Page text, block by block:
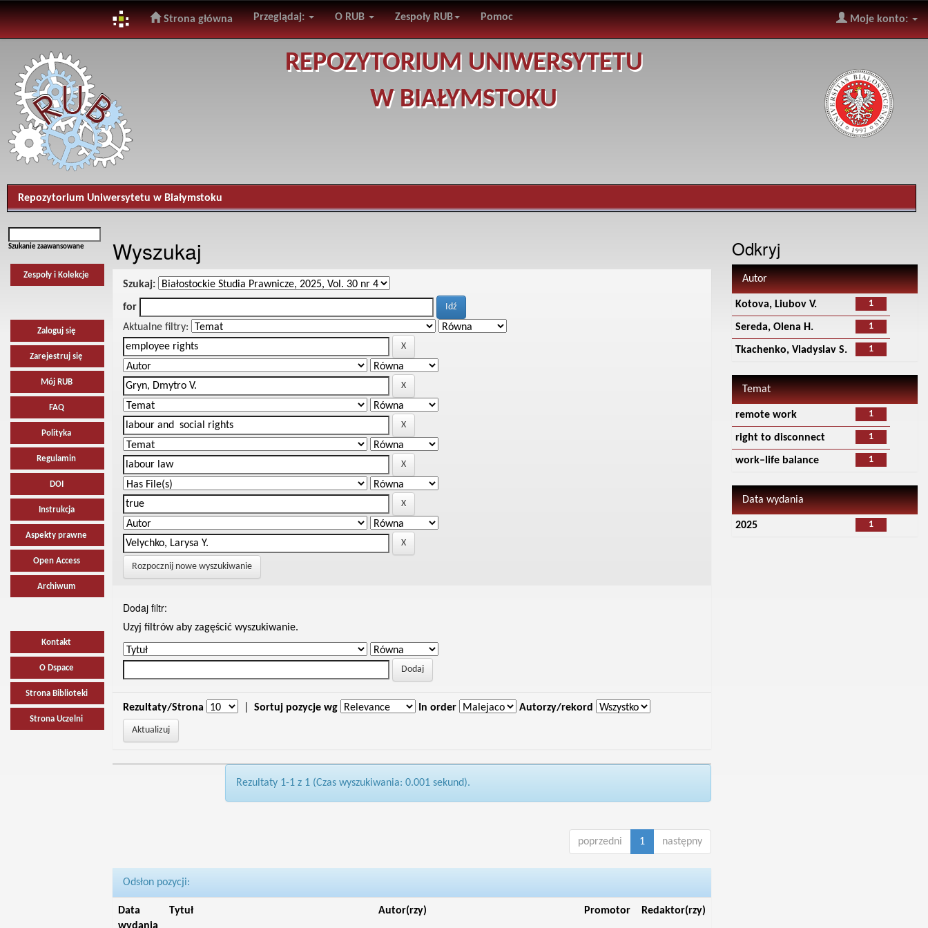
navigation
Strona główna Przeglądaj: O RUB Zespoły RUB Pomoc Moje konto:
REPOZYTORIUM UNIWERSYTETU
W BIAŁYMSTOKU
Repozytorium Uniwersytetu w Białymstoku
Szukanie zaawansowane
Zespoły i Kolekcje
Zaloguj się
Zarejestruj się
Mój RUB
FAQ
Polityka
Regulamin
DOI
Instrukcja
Aspekty prawne
Open Access
Archiwum
Kontakt
O Dspace
Strona Biblioteki
Strona Uczelni
Wyszukaj
Szukaj:
for
Aktualne filtry:
Rozpocznij nowe wyszukiwanie
Dodaj filtr:
Uzyj filtrów aby zagęścić wyszukiwanie.
Rezultaty/Strona Sortuj pozycje wg In order Autorzy/rekord
Rezultaty 1-1 z 1 (Czas wyszukiwania: 0.001 sekund).
poprzedni 1 następny
Odsłon pozycji:
Data
Tytuł Autor(rzy) Promotor Redaktor(rzy)
Odkryj
Autor
1
Kotova, Liubov V.
1
Sereda, Olena H.
1
Tkachenko, Vladyslav S.
Temat
1
remote work
1
right to disconnect
1
work–life balance
Data wydania
1
2025